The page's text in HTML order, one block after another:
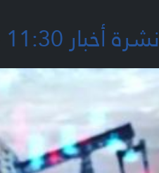
نشرة أخبار 11:30 - 10-05-2026